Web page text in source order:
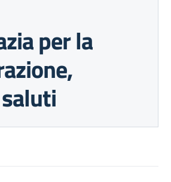
per la